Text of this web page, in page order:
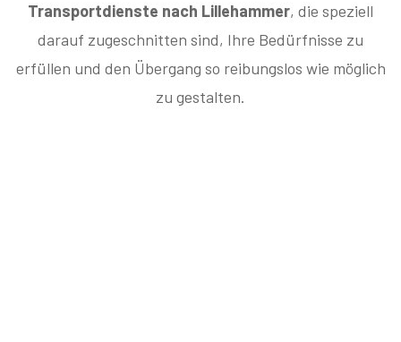
Transportdienste nach Lillehammer, die speziell
darauf zugeschnitten sind, Ihre Bedürfnisse zu
erfüllen und den Übergang so reibungslos wie möglich
zu gestalten.